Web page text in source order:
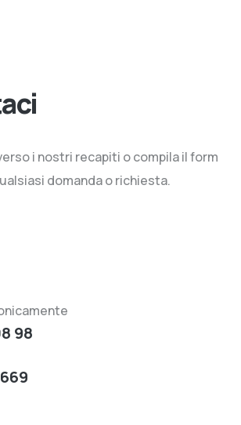
i nostri recapiti o compila il form
domanda o richiesta.
98